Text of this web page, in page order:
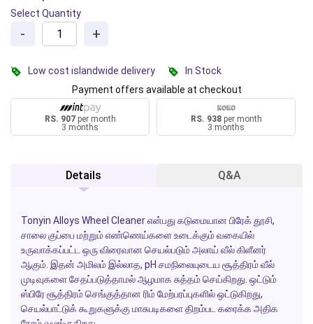
Select Quantity
- +
Low cost islandwide delivery
In Stock
Payment offers available at checkout
RS. 907per month
3 months
RS. 938per month
3 months
Details Q&A
Tonyin Alloys Wheel Cleanerஎன்பது கடுமையான பிரேக் தூசி,
சாலை குப்பை மற்றும் எண்ணெய்களை உடைக்கும் வகையில்
உருவாக்கப்பட்ட ஒரு விரைவான செயல்படும் அலாய் வீல் கிளீனர்
ஆகும். இதன் அமிலம் இல்லாத, pH சமநிலையுடைய சூத்திரம் வீல்
முடிவுகளை சேதப்படுத்தாமல் ஆழமாக சுத்தம் செய்கிறது. ஒட்டும்
ஸ்பிரே சூத்திரம் செங்குத்தான ரிம் மேற்பரப்புகளில் ஒட்டுகிறது,
செயல்பாட்டுக் கூறுகளுக்கு மாசுபடிகளை திறம்பட கரைக்க அதிக